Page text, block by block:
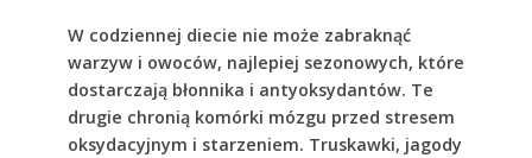
W codziennej diecie nie może zabraknąć
warzyw i owoców, najlepiej sezonowych, które
dostarczają błonnika i antyoksydantów. Te
drugie chronią komórki mózgu przed stresem
oksydacyjnym i starzeniem. Truskawki, jagody